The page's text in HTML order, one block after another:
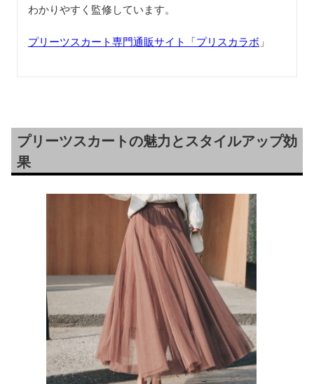
わかりやすく監修しています。
プリーツスカート専門通販サイト「プリスカラボ 」
プリーツスカートの魅力とスタイルアップ効
果